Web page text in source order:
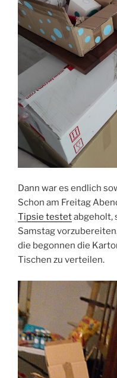
Dann war es endlich
Schon am Freitag
Tipsie testetabgeholt,
Samstag
die begonnen die
Tischen zu verteilen.